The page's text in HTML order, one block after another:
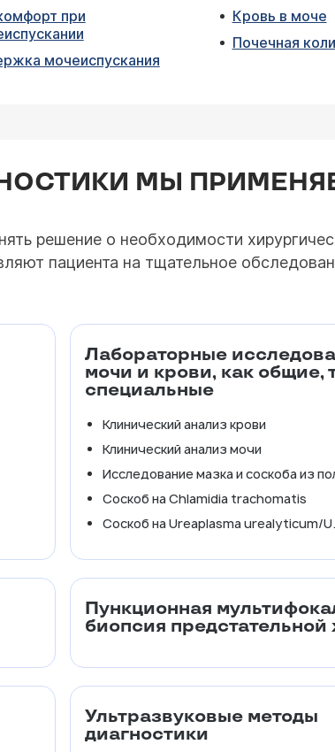
при
мочеиспускания
Кровь в моче
Почечная
МЫ
решение о необходимости
пациента на тщательное
Лабораторные
мочи и крови, как общие,
специальные
Клинический анализ крови
Клинический анализ мочи
Исследование мазка и соскоба из
Соскоб на Chlamidia trachomatis
Соскоб на Ureaplasma urealyticum/
Пункционная
биопсия
Ультразвуковые методы
диагностики